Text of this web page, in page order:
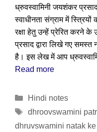
ध्रुवस्वामिनी जयशंकर
स्वाधीनता संग्राम में
रक्षा हेतु उन्हें प्रेरित करने
प्रसाद द्वारा लिखे गए
है। इस लेख में आप
Read more
Categories
Hindi notes
Tags
dhroovswamini
dhruvswamini natak ke